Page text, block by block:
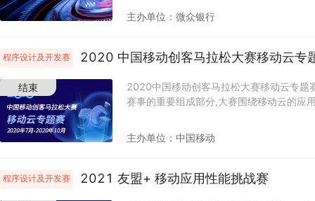
动国内及海外高校学生探索金融科技前沿
促进相关专业跨校和校企交流，全面提高
大赛报名 2021年10月16日 初赛作品提
程马拉松 2021年11月8日赛果公布及颁奖
主办单位： 微众银行
程序设计及开发赛 2020 中国移动创客马拉松大赛移动云专
结束
2020中国移动创客马拉松大赛移动云专题
赛事的重要组成部分,大赛围绕移动云的应
大数据、人工智能等技术进行研发和应用
方面的优秀项目参赛。 赛事时间： 2020
2020年9月14日-2020年9月20日复赛
主办单位： 中国移动
程序设计及开发赛 2021 友盟+ 移动应用性能挑战赛